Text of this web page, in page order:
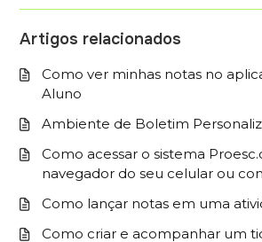
Artigos relacionados
Como ver minhas notas no
Aluno
Ambiente de Boletim
Como acessar o sistema
navegador do seu celular ou
Como lançar notas em uma
Como criar e acompanhar um